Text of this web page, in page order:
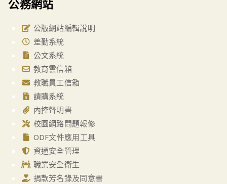
公務網站
公版網站編輯說明
差勤系統
公文系統
教育雲信箱
教職員工信箱
請購系統
內控聲明書
校園網路問題報修
ODF文件應用工具
資通安全管理
職業安全衛生
捐款芳名錄及同意書